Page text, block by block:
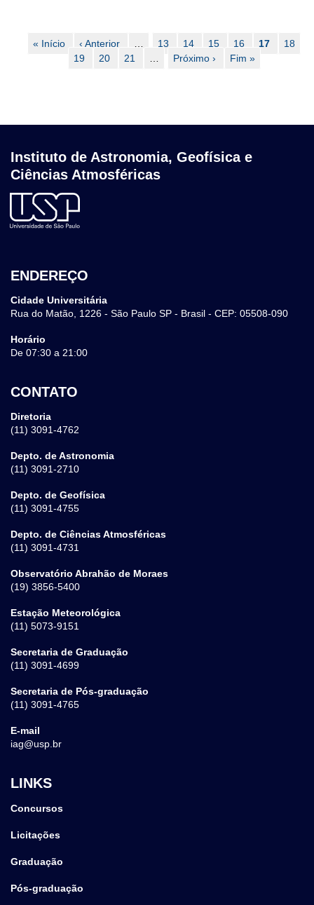
Paginação
Primeira
« Início
Página
anterior
‹ Anterior Page
13 Page
14 Page
15 Page
16
Página
17 Page
18
Page
19 Page
20 Page
21
Próxima
Próximo ›
Última
Fim »
Instituto de Astronomia, Geofísica e
Ciências Atmosféricas
ENDEREÇO
Cidade Universitária
Rua do Matão, 1226 - São Paulo SP - Brasil - CEP: 05508-090
Horário
De 07:30 a 21:00
CONTATO
Diretoria
(11) 3091-4762
Depto. de Astronomia
(11) 3091-2710
Depto. de Geofísica
(11) 3091-4755
Depto. de Ciências Atmosféricas
(11) 3091-4731
Observatório Abrahão de Moraes
(19) 3856-5400
Estação Meteorológica
(11) 5073-9151
Secretaria de Graduação
(11) 3091-4699
Secretaria de Pós-graduação
(11) 3091-4765
E-mail
iag@usp.br
LINKS
Concursos
Licitações
Graduação
Pós-graduação